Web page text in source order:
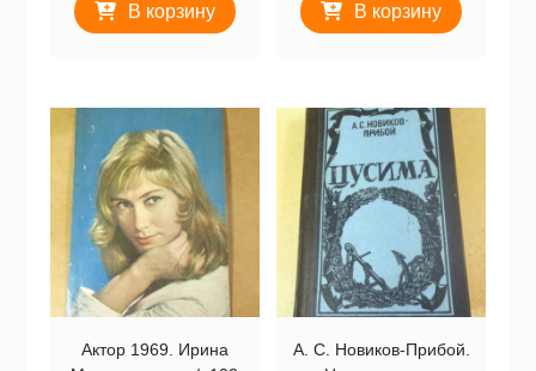
В корзину В корзину
Актор 1969. Ирина
А. С. Новиков-Прибой.